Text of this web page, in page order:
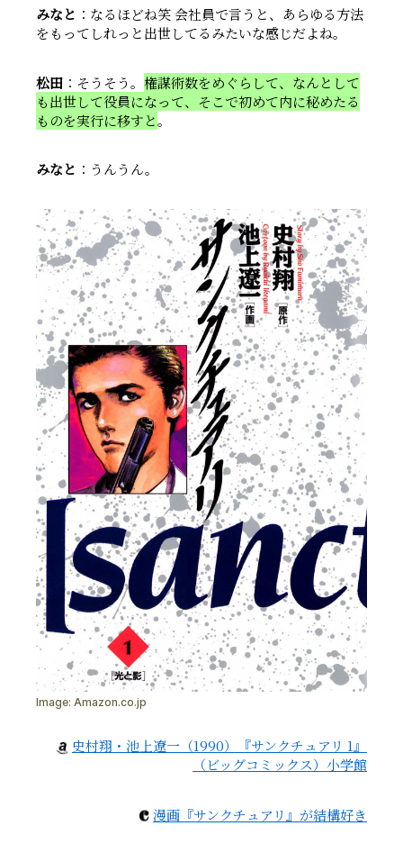
みなと ：なるほどね笑 会社員で言うと、あらゆる方法
をもってしれっと出世してるみたいな感じだよね。
松田 ：そうそう。 権謀術数をめぐらして、なんとして
も出世して役員になって、そこで初めて内に秘めたる
ものを実行に移すと。
みなと ：うんうん。
Image: Amazon.co.jp
史村翔・池上遼一（1990）『サンクチュアリ 1』
（ビッグコミックス）小学館
c漫画『サンクチュアリ』が結構好き